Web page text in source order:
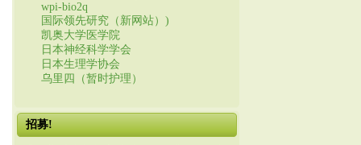
wpi-bio2q
国际领先研究（新网站）)
凯奥大学医学院
日本神经科学学会
日本生理学协会
乌里四（暂时护理）
招募!